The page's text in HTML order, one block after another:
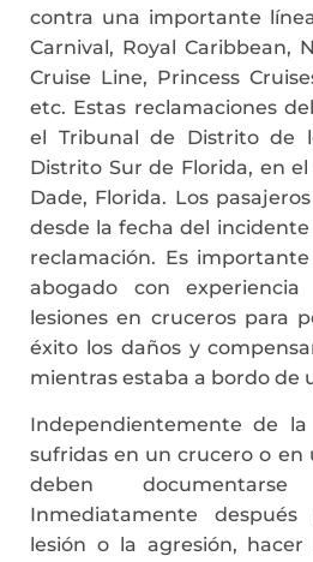
contra una importante
Carnival, Royal Caribbean,
Cruise Line, Princess
etc. Estas reclamaciones
el Tribunal de Distrito de
Distrito Sur de Florida, en
Dade, Florida. Los
desde la fecha del
reclamación. Es
abogado con
lesiones en cruceros para
éxito los daños y
mientras estaba a bordo de
Independientemente de la
sufridas en un crucero o en
deben documentarse
Inmediatamente
lesión o la agresión,